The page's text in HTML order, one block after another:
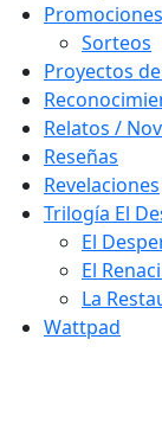
Promociones
Sorteos
Proyectos
Relatos /
Reseñas
Revelaciones
Trilogía El
El
El
La
Wattpad